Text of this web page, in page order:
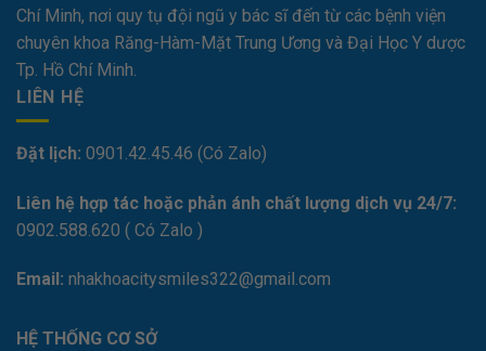
Chí Minh, nơi quy tụ đội ngũ y bác sĩ đến từ các bệnh viện
chuyên khoa Răng-Hàm-Mặt Trung Ương và Đại Học Y dược
Tp. Hồ Chí Minh.
LIÊN HỆ
Đặt lịch: 0901.42.45.46 (Có Zalo)
Liên hệ hợp tác hoặc phản ánh chất lượng dịch vụ 24/7:
0902.588.620 ( Có Zalo )
Email: nhakhoacitysmiles322@gmail.com
HỆ THỐNG CƠ SỞ